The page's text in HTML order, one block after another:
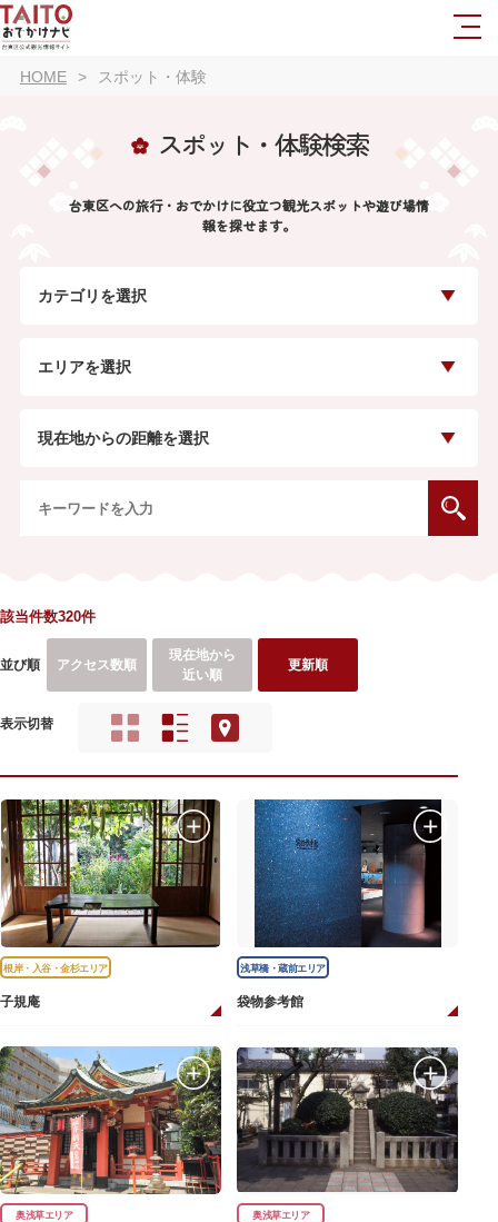
HOME スポット・体験
スポット・体験検索
台東区への旅行・おでかけに役立つ観光スポットや遊び場情
報を探せます。
カテゴリを選択
エリアを選択
現在地からの距離を選択
該当件数320件
並び順 アクセス数順
現在地から
近い順
更新順
表示切替
根岸・入谷・金杉エリア
子規庵
浅草橋・蔵前エリア
袋物参考館
奥浅草エリア 奥浅草エリア